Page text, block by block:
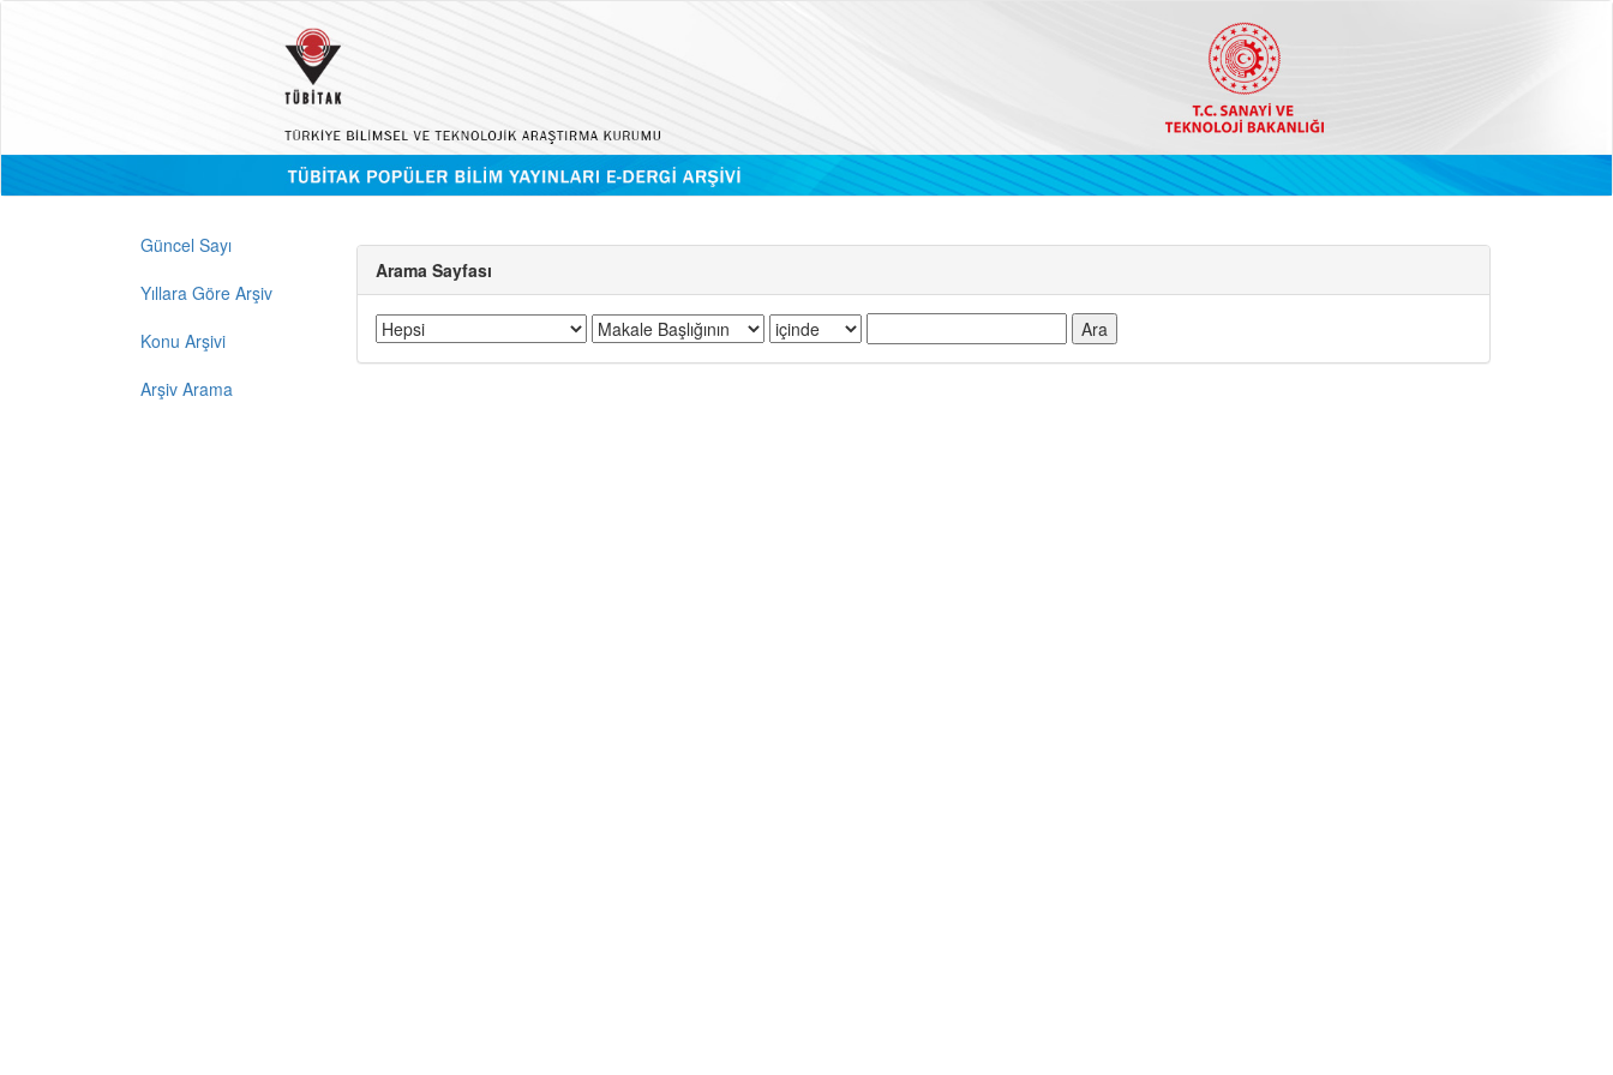
Güncel Sayı
Yıllara Göre Arşiv
Konu Arşivi
Arşiv Arama
Arama Sayfası